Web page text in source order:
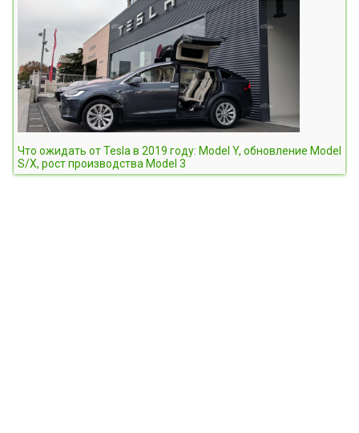
Что ожидать от Tesla в 2019 году: Model Y, обновление Model
S/X, рост производства Model 3